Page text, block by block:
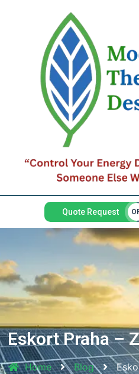
Quote Request
Eskort Praha –
Home Blog